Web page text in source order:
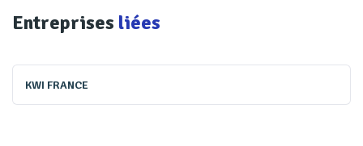
Entreprises liées
KWI FRANCE